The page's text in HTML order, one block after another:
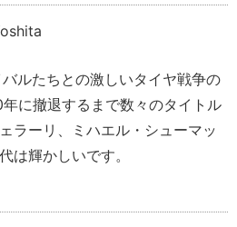
ルたちとの激しいタイヤ戦争の
に撤退するまで数々のタイトル
ラーリ、ミハエル・シューマッ
は輝かしいです。